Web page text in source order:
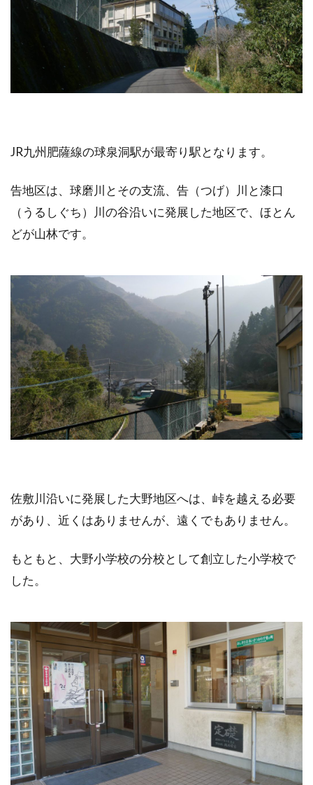
JR九州肥薩線の球泉洞駅が最寄り駅となります。
告地区は、球磨川とその支流、告（つげ）川と漆口
（うるしぐち）川の谷沿いに発展した地区で、ほとん
どが山林です。
佐敷川沿いに発展した大野地区へは、峠を越える必要
があり、近くはありませんが、遠くでもありません。
もともと、大野小学校の分校として創立した小学校で
した。